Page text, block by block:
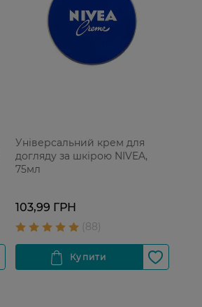
Універсальний крем для
догляду за шкірою NIVEA,
75мл
103,99 ГРН